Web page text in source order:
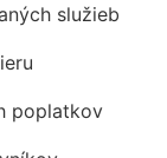
služieb
poplatkov